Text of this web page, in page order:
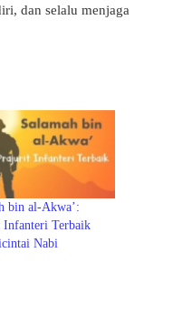
dan selalu menjaga
bin al-Akwa’:
Infanteri Terbaik
Nabi